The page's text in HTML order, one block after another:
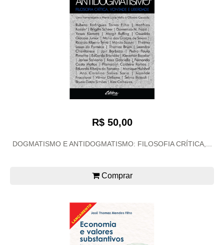
R$ 50,00
DOGMATISMO E ANTIDOGMATISMO: FILOSOFIA CRÍTICA,...
Comprar